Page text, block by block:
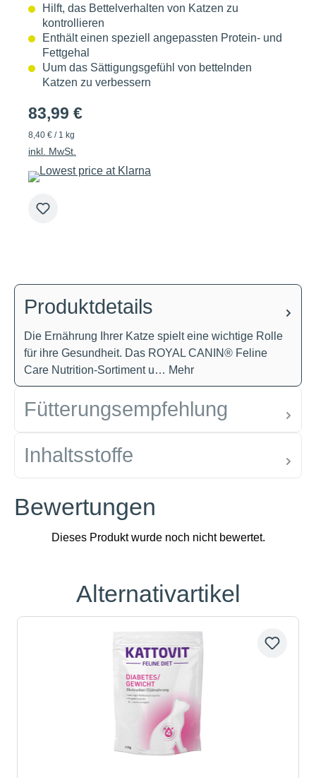
Hilft, das Bettelverhalten von Katzen zu
kontrollieren
Enthält einen speziell angepassten Protein- und
Fettgehal
Uum das Sättigungsgefühl von bettelnden
Katzen zu verbessern
83,99 €
8,40 € / 1 kg
inkl. MwSt.
Produktdetails
Die Ernährung Ihrer Katze spielt eine wichtige Rolle
für ihre Gesundheit. Das ROYAL CANIN® Feline
Care Nutrition-Sortiment u… Mehr
Fütterungsempfehlung
Inhaltsstoffe
Bewertungen
Produktgalerie überspringen
Alternativartikel